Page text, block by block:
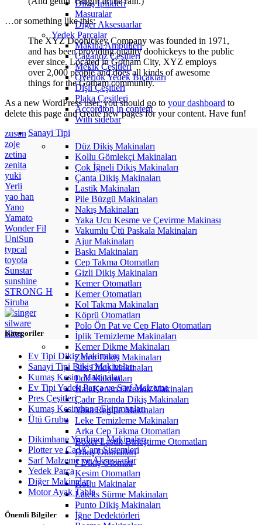
Dikiş İplikleri
Masuralar
Diğer Aksesuarlar
Yedek Parçalar
Makina Ampulleri
Çağanoz Çeşitleri
Mekik Çeşitleri
Overlok Yedek Bıçakları
Dişli Çeşitleri
Plaka Çeşitleri
Accordion in content
With sidebar
Sanayi Tipi
Düz Dikiş Makinaları
Kollu Gömlekçi Makinaları
Çok İğneli Dikiş Makinaları
Çanta Dikiş Makinaları
Lastik Makinaları
Pile Büzgü Makinaları
Nakış Makinaları
Yaka Ucu Kesme ve Çevirme Makinası
Vakumlu Ütü Paskala Makinaları
Ajur Makinaları
Baskı Makinaları
Cep Takma Otomatları
Gizli Dikiş Makinaları
Kemer Otomatları
Kemer Otomatları
Kol Takma Makinaları
Köprü Otomatları
Polo Ön Pat ve Cep Flato Otomatları
İplik Temizleme Makinaları
Kemer Dikme Makinaları
Zincir Dikiş Makinaları
Süs Dikiş Makinaları
Lok Makinaları
Halı Kenarı Overlok Makinaları
Çadır Branda Dikiş Makinaları
Yaka Regüle Makinaları
Leke Temizleme Makinaları
Arka Cep Takma Otomatları
Boxer Lastik Birleştirme Otomatları
Dikiş Otomatları
J Dikiş Otomatı
Kesim Otomatları
Kollu Makinalar
Lateks Sürme Makinaları
Punto Dikiş Makinaları
İğne Dedektörleri
…or something like this:
The XYZ Doohickey Company was founded in 1971,
and has been providing quality doohickeys to the public
ever since. Located in Gotham City, XYZ employs
over 2,000 people and does all kinds of awesome
things for the Gotham community.
As a new WordPress user, you should go to your dashboard to
delete this page and create new pages for your content. Have fun!
zusun
zoje
zetina
zenita
yuki
Yerli
yao han
Yano
Yamato
Wonder Fil
UniSun
typcal
toyota
Sunstar
sunshine
STRONG H
Siruba
silware
silter
Kategoriler
Ev Tipi Dikiş Makinaları
Sanayi Tipi Dikiş Makinaları
Kumaş Kesim Makinaları
Ev Tipi Yedek Parça ve Sarf Malzeme
Pres Çeşitleri
Kumaş Kesimhane Ekipmanları
Ütü Grubu
Dikimhane Yardımcı Makinaları
Plotter ve Cad/Cam Sistemleri
Sarf Malzeme ve Aksesuarlar
Yedek Parça
Diğer Makinalar
Motor Ayak Tabla
Önemli Bilgiler